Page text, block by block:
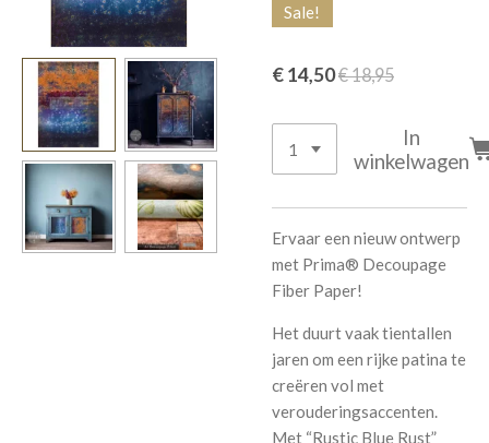
Sale!
€ 14,50€ 18,95
In
winkelwagen
Ervaar een nieuw ontwerp
met Prima® Decoupage
Fiber Paper!
Het duurt vaak tientallen
jaren om een ​​rijke patina te
creëren vol met
verouderingsaccenten.
Met “Rustic Blue Rust”